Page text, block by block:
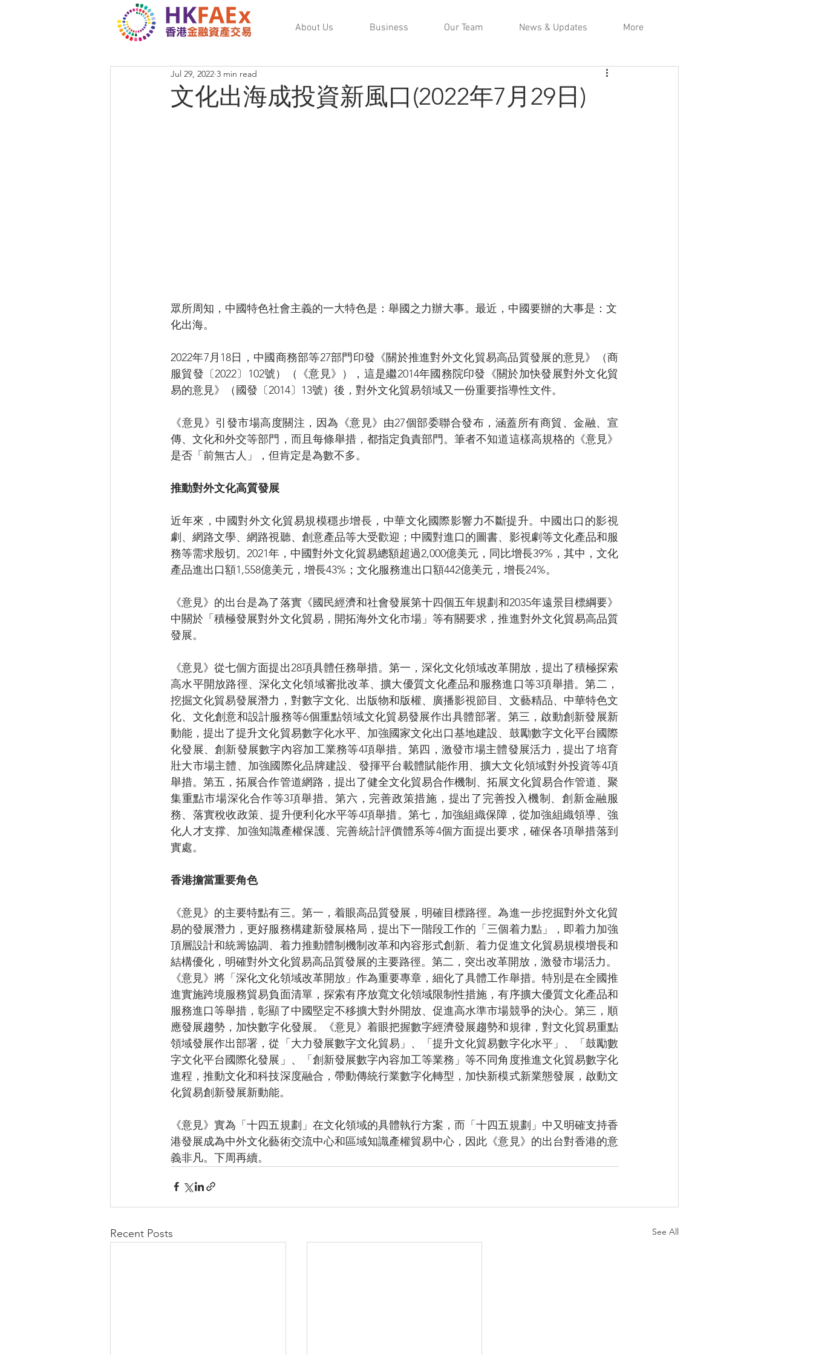
About Us Business Our Team News & Updates More
文化出海成投資新風口(2022年7月29日)
Jul 29, 2022 3 min read
眾所周知，中國特色社會主義的一大特色是：舉國之力辦大事。最近，中國要辦的大事是：文
化出海。
2022年7月18日，中國商務部等27部門印發《關於推進對外文化貿易高品質發展的意見》（商
服貿發〔2022〕102號）（《意見》），這是繼2014年國務院印發《關於加快發展對外文化貿
易的意見》（國發〔2014〕13號）後，對外文化貿易領域又一份重要指導性文件。
《意見》引發市場高度關注，因為《意見》由27個部委聯合發布，涵蓋所有商貿、金融、宣
傳、文化和外交等部門，而且每條舉措，都指定負責部門。筆者不知道這樣高規格的《意見》
是否「前無古人」，但肯定是為數不多。
推動對外文化高質發展
近年來，中國對外文化貿易規模穩步增長，中華文化國際影響力不斷提升。中國出口的影視
劇、網路文學、網路視聽、創意產品等大受歡迎；中國對進口的圖書、影視劇等文化產品和服
務等需求殷切。2021年，中國對外文化貿易總額超過2,000億美元，同比增長39%，其中，文化
產品進出口額1,558億美元，增長43%；文化服務進出口額442億美元，增長24%。
《意見》的出台是為了落實《國民經濟和社會發展第十四個五年規劃和2035年遠景目標綱要》
中關於「積極發展對外文化貿易，開拓海外文化市場」等有關要求，推進對外文化貿易高品質
發展。
《意見》從七個方面提出28項具體任務舉措。第一，深化文化領域改革開放，提出了積極探索
高水平開放路徑、深化文化領域審批改革、擴大優質文化產品和服務進口等3項舉措。第二，
挖掘文化貿易發展潛力，對數字文化、出版物和版權、廣播影視節目、文藝精品、中華特色文
化、文化創意和設計服務等6個重點領域文化貿易發展作出具體部署。第三，啟動創新發展新
動能，提出了提升文化貿易數字化水平、加強國家文化出口基地建設、鼓勵數字文化平台國際
化發展、創新發展數字內容加工業務等4項舉措。第四，激發市場主體發展活力，提出了培育
壯大市場主體、加強國際化品牌建設、發揮平台載體賦能作用、擴大文化領域對外投資等4項
舉措。第五，拓展合作管道網路，提出了健全文化貿易合作機制、拓展文化貿易合作管道、聚
集重點市場深化合作等3項舉措。第六，完善政策措施，提出了完善投入機制、創新金融服
務、落實稅收政策、提升便利化水平等4項舉措。第七，加強組織保障，從加強組織領導、強
化人才支撑、加強知識產權保護、完善統計評價體系等4個方面提出要求，確保各項舉措落到
實處。
香港擔當重要角色
《意見》的主要特點有三。第一，着眼高品質發展，明確目標路徑。為進一步挖掘對外文化貿
易的發展潛力，更好服務構建新發展格局，提出下一階段工作的「三個着力點」，即着力加強
頂層設計和統籌協調、着力推動體制機制改革和內容形式創新、着力促進文化貿易規模增長和
結構優化，明確對外文化貿易高品質發展的主要路徑。第二，突出改革開放，激發市場活力。
《意見》將「深化文化領域改革開放」作為重要專章，細化了具體工作舉措。特別是在全國推
進實施跨境服務貿易負面清單，探索有序放寬文化領域限制性措施，有序擴大優質文化產品和
服務進口等舉措，彰顯了中國堅定不移擴大對外開放、促進高水準市場競爭的決心。第三，順
應發展趨勢，加快數字化發展。《意見》着眼把握數字經濟發展趨勢和規律，對文化貿易重點
領域發展作出部署，從「大力發展數字文化貿易」、「提升文化貿易數字化水平」、「鼓勵數
字文化平台國際化發展」、「創新發展數字內容加工等業務」等不同角度推進文化貿易數字化
進程，推動文化和科技深度融合，帶動傳統行業數字化轉型，加快新模式新業態發展，啟動文
化貿易創新發展新動能。
《意見》實為「十四五規劃」在文化領域的具體執行方案，而「十四五規劃」中又明確支持香
港發展成為中外文化藝術交流中心和區域知識產權貿易中心，因此《意見》的出台對香港的意
義非凡。下周再續。
Recent Posts See All